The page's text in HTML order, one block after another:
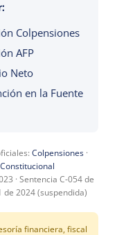
Colpensiones
AFP
Neto
en la Fuente
Colpensiones ·
· Sentencia C-054 de
de 2024 (suspendida)
financiera, fiscal